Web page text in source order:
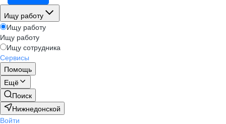
Ищу работу
Ищу работу
Ищу работу
Ищу сотрудника
Сервисы
Помощь
Ещё
Поиск
Нижнедонской
Войти